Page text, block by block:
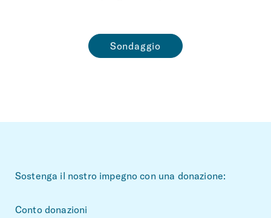
Sondaggio
Sostenga il nostro impegno con una donazione:
Conto donazioni